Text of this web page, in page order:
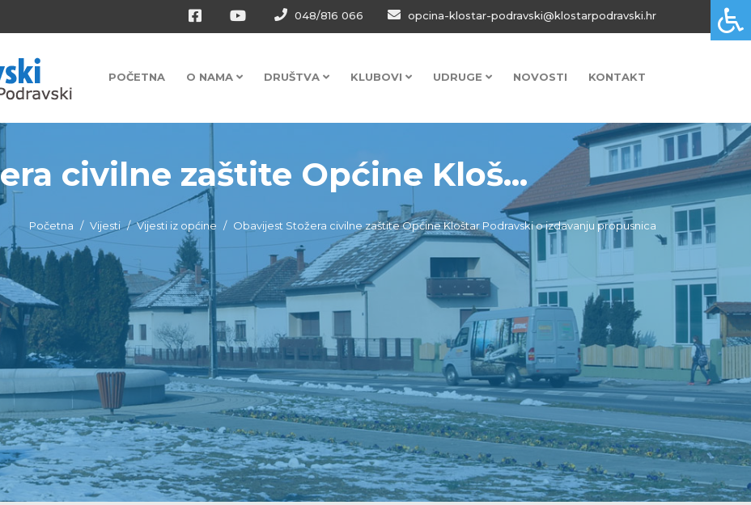
048/816 066 opcina-klostar-podravski@klostarpodravski.hr
POČETNA O NAMA DRUŠTVA KLUBOVI UDRUGE NOVOSTI KONTAKT
civilne zaštite Općine Kloš...
Početna Vijesti Vijesti iz općine Obavijest Stožera civilne zaštite Općine Kloštar Podravski o izdavanju propusnica